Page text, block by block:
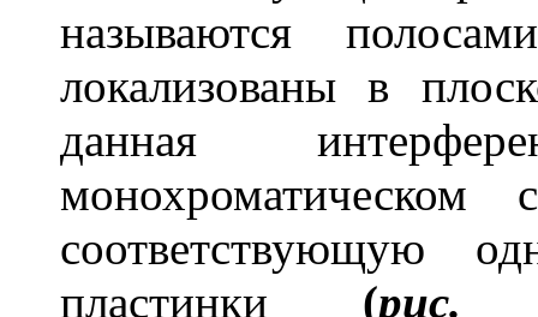
называются
локализованы в
данная
монохроматическом
соответствующую
пластинки (рис.